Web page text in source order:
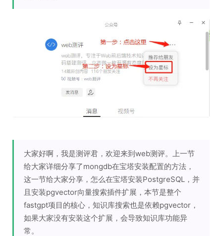
大家好啊，我是测评君，欢迎来到web测评。上一节
给大家详细分享了mongdb在宝塔安装配置的方法，
这一节给大家分享，怎么在宝塔安装PostgreSQL，并
且安装pgvector向量搜索插件扩展，本节是整个
fastgpt项目的核心，知识库搜索也是依赖pgvector，
如果大家没有安装这个扩展，会导致知识库功能异
常。